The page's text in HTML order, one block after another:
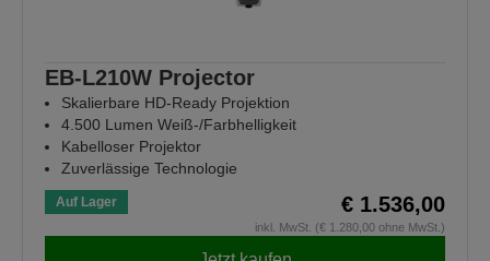
EB-L210W Projector
Skalierbare HD-Ready Projektion
4.500 Lumen Weiß-/Farbhelligkeit
Kabelloser Projektor
Zuverlässige Technologie
Auf Lager € 1.536,00
inkl. MwSt. (€ 1.280,00 ohne MwSt.)